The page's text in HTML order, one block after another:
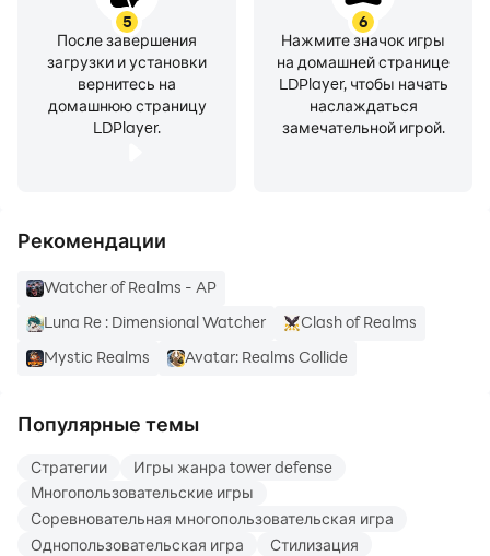
Официальный сайт:
https://www.watcherofrealms.com/
Facebook:
https://www.facebook.com/WatcherofRealms/
Reddit:
https://www.reddit.com/r/WatcherofRealmsGame/
5
После завершения
загрузки и установки
вернитесь на
домашнюю страницу
LDPlayer.
6
Нажмите значок игры
на домашней странице
LDPlayer, чтобы начать
наслаждаться
замечательной игрой.
Рекомендации
Watcher of Realms - AP
Luna Re : Dimensional Watcher
Clash of Realms
Mystic Realms
Avatar: Realms Collide
Популярные темы
Стратегии
Игры жанра tower defense
Многопользовательские игры
Соревновательная многопользовательская игра
Однопользовательская игра
Стилизация